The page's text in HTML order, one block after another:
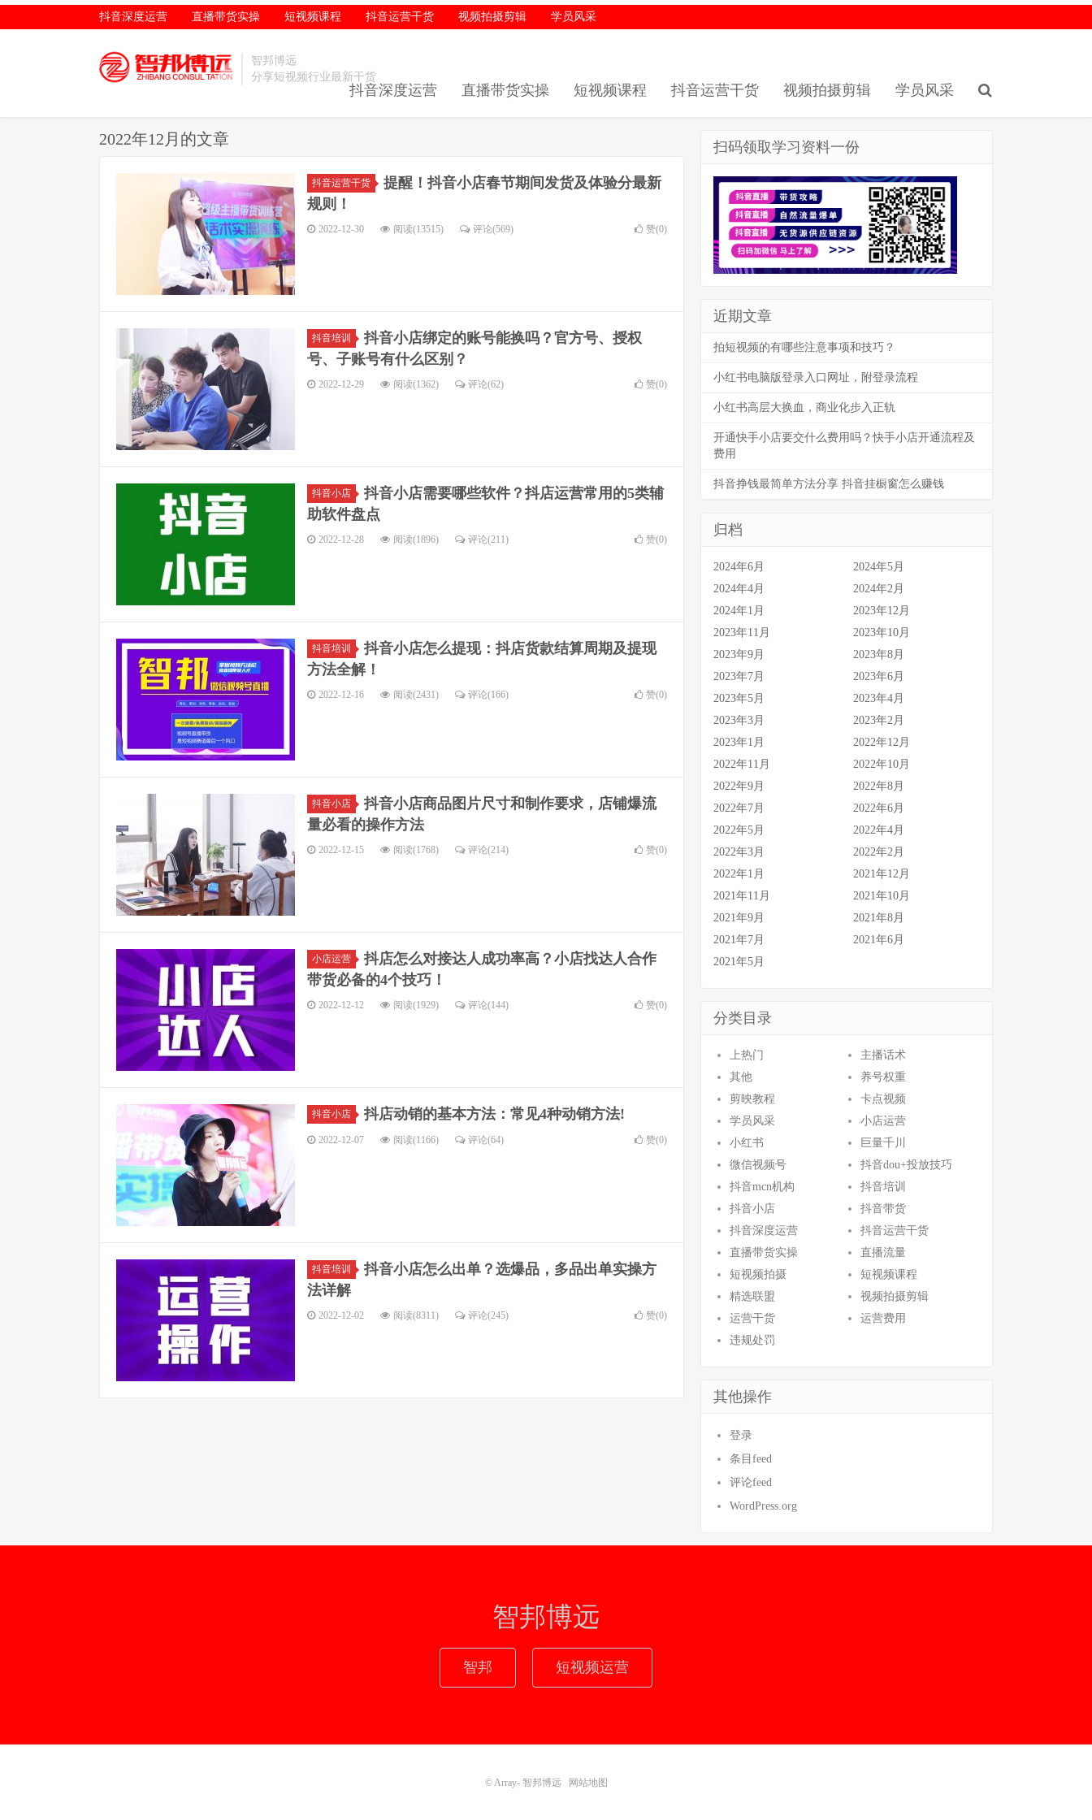
智邦博远
分享短视频行业最新干货
抖音深度运营 直播带货实操 短视频课程 抖音运营干货 视频拍摄剪辑 学员风采
抖音深度运营 直播带货实操 短视频课程 抖音运营干货 视频拍摄剪辑 学员风采
2022年12月的文章
抖音运营干货
提醒！抖音小店春节期间发货及体验分最新
规则！
2022-12-30 阅读(13515) 评论(569) 赞(0)
抖音培训
抖音小店绑定的账号能换吗？官方号、授权
号、子账号有什么区别？
2022-12-29 阅读(1362) 评论(62) 赞(0)
抖音小店
抖音小店需要哪些软件？抖店运营常用的5类辅
助软件盘点
2022-12-28 阅读(1896) 评论(211) 赞(0)
抖音培训
抖音小店怎么提现：抖店货款结算周期及提现
方法全解！
2022-12-16 阅读(2431) 评论(166) 赞(0)
抖音小店
抖音小店商品图片尺寸和制作要求，店铺爆流
量必看的操作方法
2022-12-15 阅读(1768) 评论(214) 赞(0)
小店运营
抖店怎么对接达人成功率高？小店找达人合作
带货必备的4个技巧！
2022-12-12 阅读(1929) 评论(144) 赞(0)
抖音小店 抖店动销的基本方法：常见4种动销方法!
2022-12-07 阅读(1166) 评论(64) 赞(0)
抖音培训
抖音小店怎么出单？选爆品，多品出单实操方
法详解
2022-12-02 阅读(8311) 评论(245) 赞(0)
扫码领取学习资料一份
近期文章
拍短视频的有哪些注意事项和技巧？
小红书电脑版登录入口网址，附登录流程
小红书高层大换血，商业化步入正轨
开通快手小店要交什么费用吗？快手小店开通流程及
费用
抖音挣钱最简单方法分享 抖音挂橱窗怎么赚钱
归档
2024年6月
2024年5月
2024年4月
2024年2月
2024年1月
2023年12月
2023年11月
2023年10月
2023年9月
2023年8月
2023年7月
2023年6月
2023年5月
2023年4月
2023年3月
2023年2月
2023年1月
2022年12月
2022年11月
2022年10月
2022年9月
2022年8月
2022年7月
2022年6月
2022年5月
2022年4月
2022年3月
2022年2月
2022年1月
2021年12月
2021年11月
2021年10月
2021年9月
2021年8月
2021年7月
2021年6月
2021年5月
分类目录
上热门
主播话术
其他
养号权重
剪映教程
卡点视频
学员风采
小店运营
小红书
巨量千川
微信视频号
抖音dou+投放技巧
抖音mcn机构
抖音培训
抖音小店
抖音带货
抖音深度运营
抖音运营干货
直播带货实操
直播流量
短视频拍摄
短视频课程
精选联盟
视频拍摄剪辑
运营干货
运营费用
违规处罚
其他操作
登录
条目feed
评论feed
WordPress.org
智邦博远
智邦 短视频运营
© Array- 智邦博远 网站地图